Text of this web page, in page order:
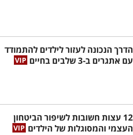
הדרך הנכונה לעזור לילדים להתמודד
עם אתגרים ב-3 שלבים בחיים
12 עצות חשובות לשיפור הביטחון
העצמי והמסוגלות של הילדים